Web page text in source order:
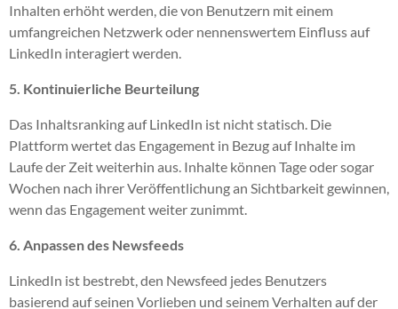
Inhalten erhöht werden, die von Benutzern mit einem
umfangreichen Netzwerk oder nennenswertem Einfluss auf
LinkedIn interagiert werden.
5. Kontinuierliche Beurteilung
Das Inhaltsranking auf LinkedIn ist nicht statisch. Die
Plattform wertet das Engagement in Bezug auf Inhalte im
Laufe der Zeit weiterhin aus. Inhalte können Tage oder sogar
Wochen nach ihrer Veröffentlichung an Sichtbarkeit gewinnen,
wenn das Engagement weiter zunimmt.
6. Anpassen des Newsfeeds
LinkedIn ist bestrebt, den Newsfeed jedes Benutzers
basierend auf seinen Vorlieben und seinem Verhalten auf der